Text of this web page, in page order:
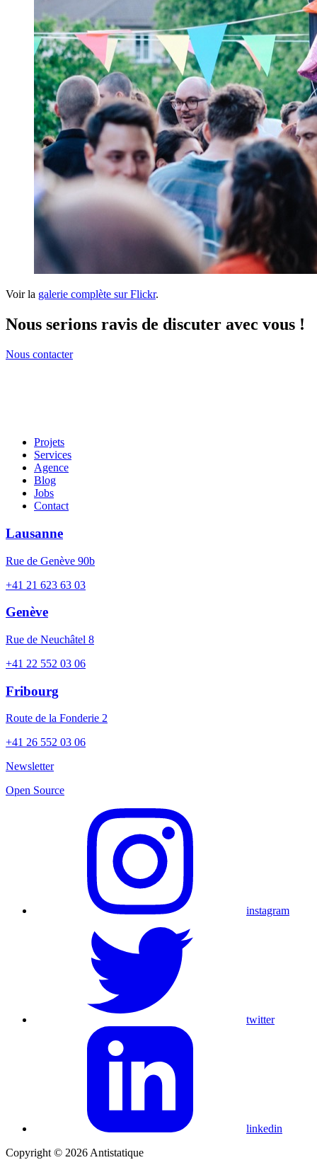
Voir la galerie complète sur Flickr.
Nous serions ravis de discuter avec vous !
Nous contacter
Projets
Services
Agence
Blog
Jobs
Contact
Lausanne
Rue de Genève 90b
+41 21 623 63 03
Genève
Rue de Neuchâtel 8
+41 22 552 03 06
Fribourg
Route de la Fonderie 2
+41 26 552 03 06
Newsletter
Open Source
instagram
twitter
linkedin
Copyright © 2026 Antistatique